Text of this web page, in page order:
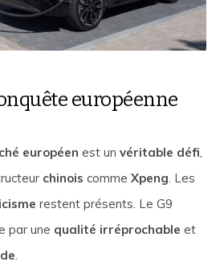
européenne
européen est unvéritable défi,
chinois commeXpeng. Les
restent présents. Le G9
par une qualité irréprochable et
.